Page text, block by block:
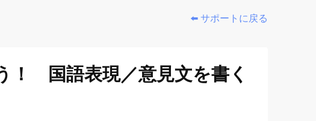
⬅️ サポートに戻る
国語表現／意見文を書く